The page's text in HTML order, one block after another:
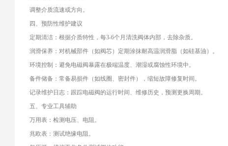
调整介质流速或方向。
四、预防性维护建议
定期清洁：根据介质特性，每3-6个月清洗阀体内部，去除杂质。
润滑保养：对机械部件（如阀芯）定期涂抹耐高温润滑脂（如硅基油）。
环境控制：避免电磁阀暴露在极端温度、潮湿或腐蚀性环境中。
备件储备：常备易损件（如线圈、密封件），缩短故障修复时间。
记录维护日志：跟踪电磁阀的运行时间、维修历史，预测更换周期。
五、专业工具辅助
万用表：检测电压、电阻。
兆欧表：测试绝缘电阻。